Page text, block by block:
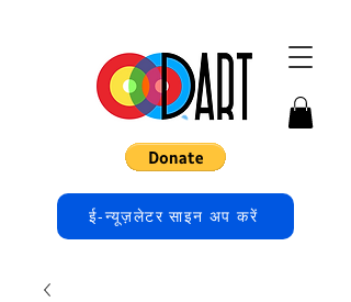
ई-न्यूज़लेटर साइन अप करें